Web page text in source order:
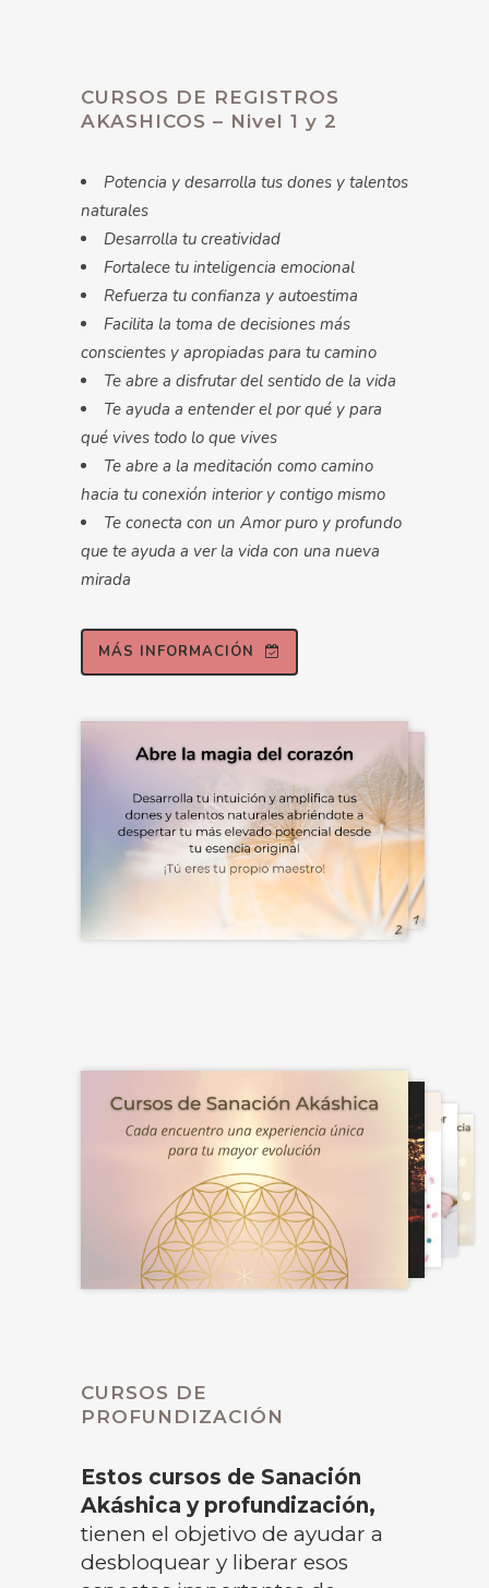
CURSOS DE REGISTROS
AKASHICOS – Nivel 1 y 2
Potencia y desarrolla tus dones y talentos
naturales
Desarrolla tu creatividad
Fortalece tu inteligencia emocional
Refuerza tu confianza y autoestima
Facilita la toma de decisiones más
conscientes y apropiadas para tu camino
Te abre a disfrutar del sentido de la vida
Te ayuda a entender el por qué y para
qué vives todo lo que vives
Te abre a la meditación como camino
hacia tu conexión interior y contigo mismo
Te conecta con un Amor puro y profundo
que te ayuda a ver la vida con una nueva
mirada
MÁS INFORMACIÓN
CURSOS DE
PROFUNDIZACIÓN
Estos cursos de Sanación
Akáshica y profundización,
tienen el objetivo de ayudar a
desbloquear y liberar esos